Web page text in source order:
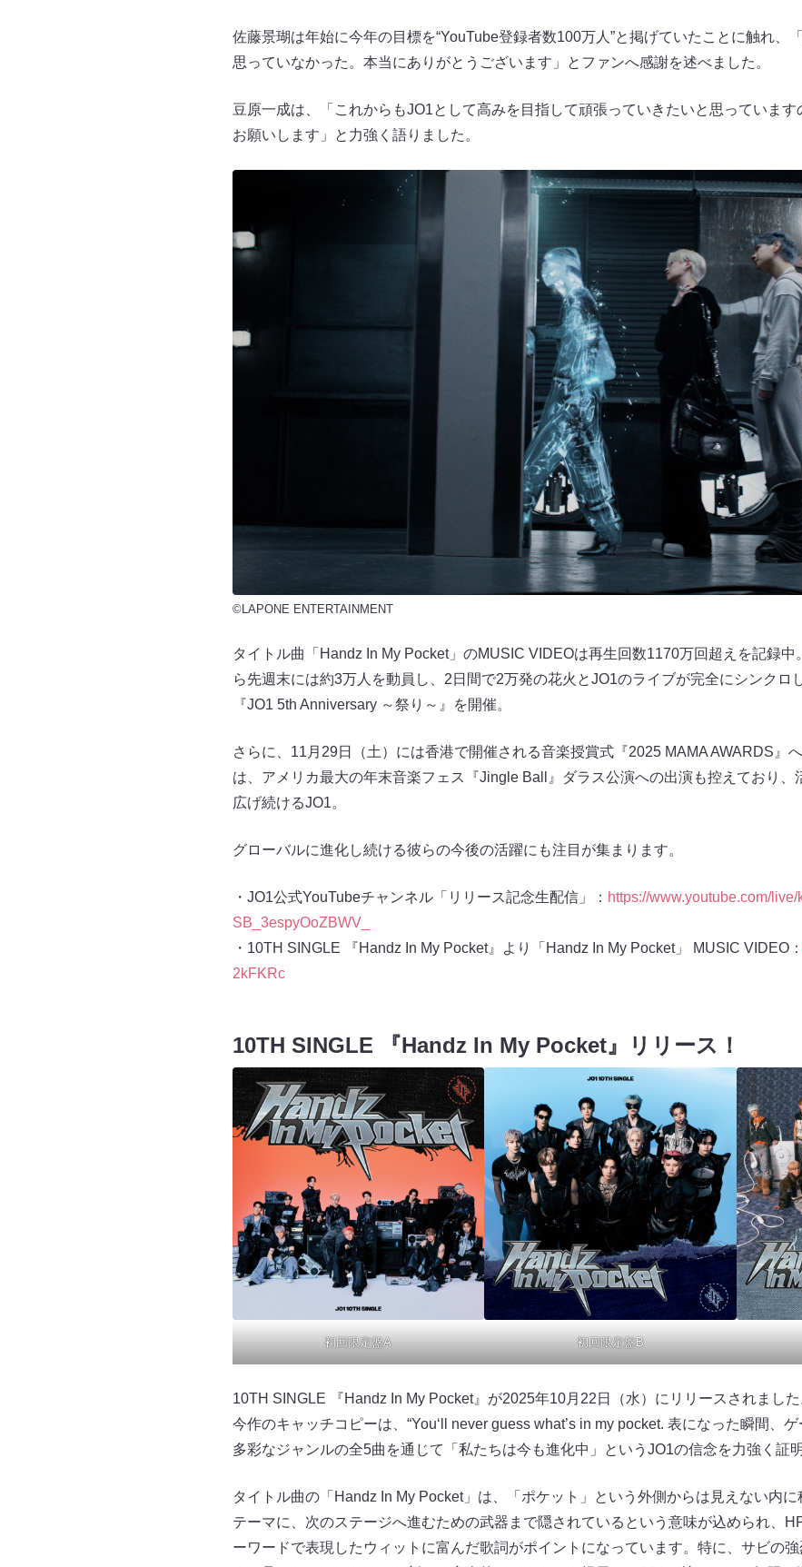
佐藤景瑚は年始に今年の目標を“YouTube登録者数100万人”と掲げていたことに触れ、
思っていなかった。本当にありがとうございます」とファンへ感謝を述べました。
豆原一成は、「これからもJO1として高みを目指して頑張っていきたいと思っています
お願いします」と力強く語りました。
©LAPONE ENTERTAINMENT
タイトル曲「Handz In My Pocket」のMUSIC VIDEOは再生回数1170万回超えを記録
ら先週末には約3万人を動員し、2日間で2万発の花火とJO1のライブが完全にシンクロ
『JO1 5th Anniversary ～祭り～』を開催。
さらに、11月29日（土）には香港で開催される音楽授賞式『2025 MAMA AWARDS』
は、アメリカ最大の年末音楽フェス『Jingle Ball』ダラス公演への出演も控えており、
広げ続けるJO1。
グローバルに進化し続ける彼らの今後の活躍にも注目が集まります。
・JO1公式YouTubeチャンネル「リリース記念生配信」： https://www.youtube.com/
SB_3espyOoZBWV_
・10TH SINGLE 『Handz In My Pocket』より「Handz In My Pocket」 MUSIC VIDEO：
2kFKRc
10TH SINGLE 『Handz In My Pocket』リリース！
初回限定盤A 初回限定盤B
10TH SINGLE 『Handz In My Pocket』が2025年10月22日（水）にリリースされました
今作のキャッチコピーは、“You‘ll never guess what’s in my pocket. 表になった瞬間、ゲ
多彩なジャンルの全5曲を通じて「私たちは今も進化中」というJO1の信念を力強く証
タイトル曲の「Handz In My Pocket」は、「ポケット」という外側からは見えない内
テーマに、次のステージへ進むための武器まで隠されているという意味が込められ、
ーワードで表現したウィットに富んだ歌詞がポイントになっています。特に、サビの